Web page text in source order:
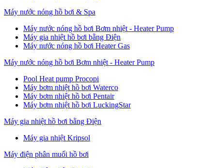
Máy nước nóng hồ bơi & Spa
Máy nước nóng hồ bơi Bơm nhiệt - Heater Pump
Máy gia nhiệt hồ bơi bằng Điện
Máy nước nóng hồ bơi Heater Gas
Máy nước nóng hồ bơi Bơm nhiệt - Heater Pump
Pool Heat pump Procopi
Máy bơm nhiệt hồ bơi Waterco
Máy bơm nhiệt hồ bơi Pentair
Máy bơm nhiệt hồ bơi LuckingStar
Máy gia nhiệt hồ bơi bằng Điện
Máy gia nhiệt Kripsol
Máy điện phân muối hồ bơi